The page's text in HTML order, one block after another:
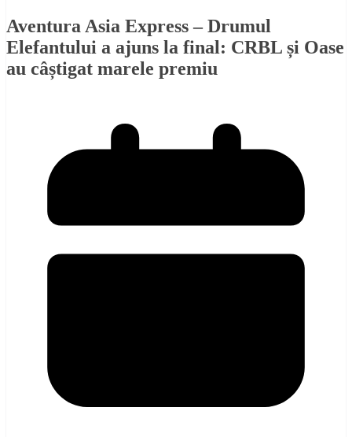
Aventura Asia Express – Drumul
Elefantului a ajuns la final: CRBL și Oase
au câștigat marele premiu